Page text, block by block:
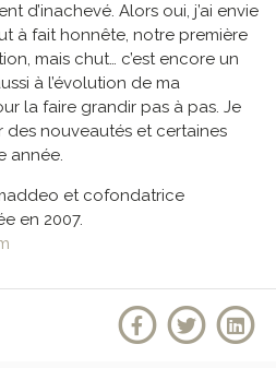
d’inachevé. Alors oui, j’ai envie
à fait honnête, notre première
mais chut… c’est encore un
à l’évolution de ma
la faire grandir pas à pas. Je
des nouveautés et certaines
année.
et cofondatrice
en 2007.